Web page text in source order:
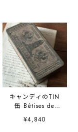
キャンディのTIN
缶 Bêtises de
Cambrai
¥4,840